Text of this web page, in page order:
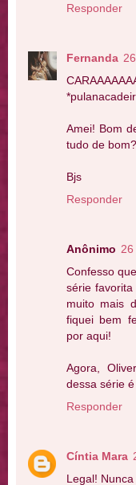
Responder
Fernanda
Amei! Bom
tudo de
Bjs
Responder
Anônimo
Confesso
série
muito mais
fiquei bem
por aqui!
Agora,
dessa série
Responder
Cíntia Mara
Legal!